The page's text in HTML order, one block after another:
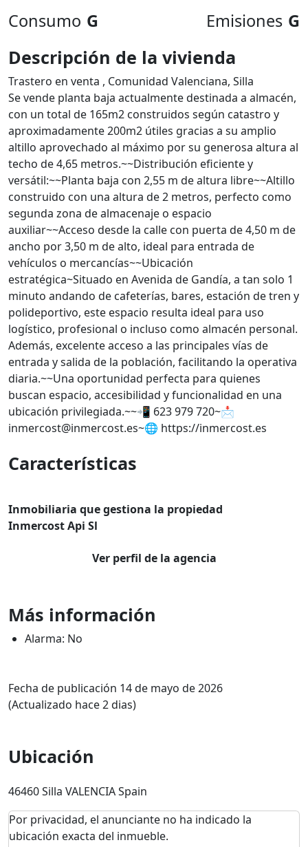
Consumo G Emisiones G
Descripción de la vivienda
Trastero en venta , Comunidad Valenciana, Silla
Se vende planta baja actualmente destinada a almacén,
con un total de 165m2 construidos según catastro y
aproximadamente 200m2 útiles gracias a su amplio
altillo aprovechado al máximo por su generosa altura al
techo de 4,65 metros.~~Distribución eficiente y
versátil:~~Planta baja con 2,55 m de altura libre~~Altillo
construido con una altura de 2 metros, perfecto como
segunda zona de almacenaje o espacio
auxiliar~~Acceso desde la calle con puerta de 4,50 m de
ancho por 3,50 m de alto, ideal para entrada de
vehículos o mercancías~~Ubicación
estratégica~Situado en Avenida de Gandía, a tan solo 1
minuto andando de cafeterías, bares, estación de tren y
polideportivo, este espacio resulta ideal para uso
logístico, profesional o incluso como almacén personal.
Además, excelente acceso a las principales vías de
entrada y salida de la población, facilitando la operativa
diaria.~~Una oportunidad perfecta para quienes
buscan espacio, accesibilidad y funcionalidad en una
ubicación privilegiada.~~📲 623 979 720~📩
inmercost@inmercost.es~🌐 https://inmercost.es
Características
Inmobiliaria que gestiona la propiedad
Inmercost Api Sl
Ver perfil de la agencia
Más información
Alarma: No
Fecha de publicación 14 de mayo de 2026
(Actualizado hace 2 dias)
Ubicación
46460 Silla VALENCIA Spain
Por privacidad, el anunciante no ha indicado la
ubicación exacta del inmueble.